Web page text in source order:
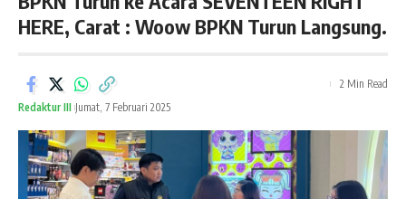
HERE, Carat : Woow BPKN Turun Langsung.
Redaktur III Jumat, 7 Februari 2025
2 Min Read